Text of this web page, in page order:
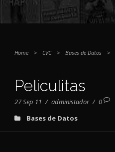
Home > CVC > Bases de Datos >
Peliculitas
27 Sep 11 / administador / 0
Bases de Datos